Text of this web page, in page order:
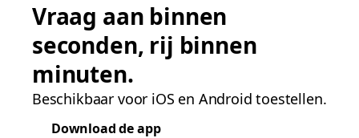
Vraag aan binnen
seconden, rij binnen
minuten.
Beschikbaar voor iOS en Android toestellen.
Download de app